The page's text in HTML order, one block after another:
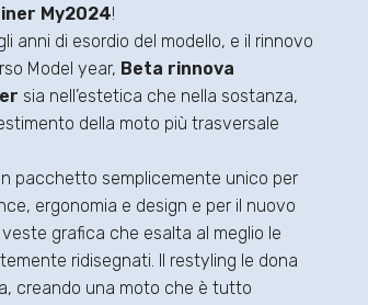
My2024!
anni di esordio del modello, e il rinnovo
Model year, Beta rinnova
sia nell’estetica che nella sostanza,
della moto più trasversale
pacchetto semplicemente unico per
ergonomia e design e per il nuovo
grafica che esalta al meglio le
ridisegnati. Il restyling le dona
creando una moto che è tutto